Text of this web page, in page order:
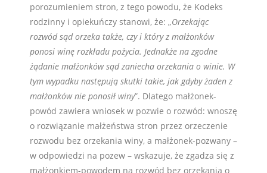
porozumieniem stron, z tego powodu, że Kodeks
rodzinny i opiekuńczy stanowi, że: „Orzekając
rozwód sąd orzeka także, czy i który z małżonków
ponosi winę rozkładu pożycia. Jednakże na zgodne
żądanie małżonków sąd zaniecha orzekania o winie. W
tym wypadku następują skutki takie, jak gdyby żaden z
małżonków nie ponosił winy”. Dlatego małżonek-
powód zawiera wniosek w pozwie o rozwód: wnoszę
o rozwiązanie małżeństwa stron przez orzeczenie
rozwodu bez orzekania winy, a małżonek-pozwany –
w odpowiedzi na pozew – wskazuje, że zgadza się z
małżonkiem-powodem na rozwód bez orzekania o